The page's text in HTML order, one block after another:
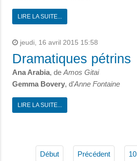
LIRE LA SUITE...
jeudi, 16 avril 2015 15:58
Dramatiques pétrins
Ana Arabia, de Amos Gitai
Gemma Bovery, d’Anne Fontaine
LIRE LA SUITE...
Début Précédent 10